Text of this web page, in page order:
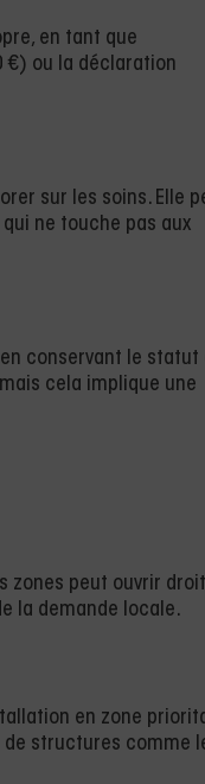
en tant que
€) ou la déclaration
sur les soins. Elle
ne touche pas aux
conservant le statut
cela implique une
zones peut ouvrir
la demande locale.
en zone
structures comme